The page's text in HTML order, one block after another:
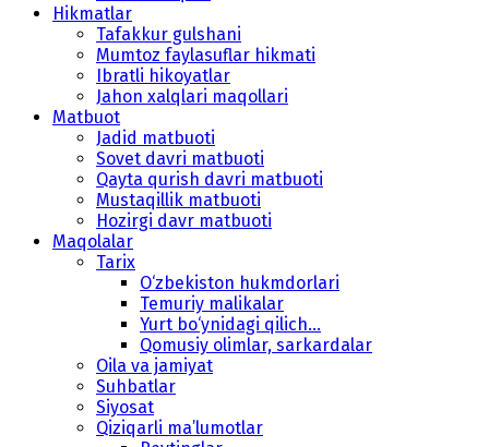
Hikmatlar
Tafakkur gulshani
Mumtoz faylasuflar hikmati
Ibratli hikoyatlar
Jahon xalqlari maqollari
Matbuot
Jadid matbuoti
Sovet davri matbuoti
Qayta qurish davri matbuoti
Mustaqillik matbuoti
Hozirgi davr matbuoti
Maqolalar
Tarix
O‘zbekiston hukmdorlari
Temuriy malikalar
Yurt bo‘ynidagi qilich...
Qomusiy olimlar, sarkardalar
Oila va jamiyat
Suhbatlar
Siyosat
Qiziqarli ma’lumotlar